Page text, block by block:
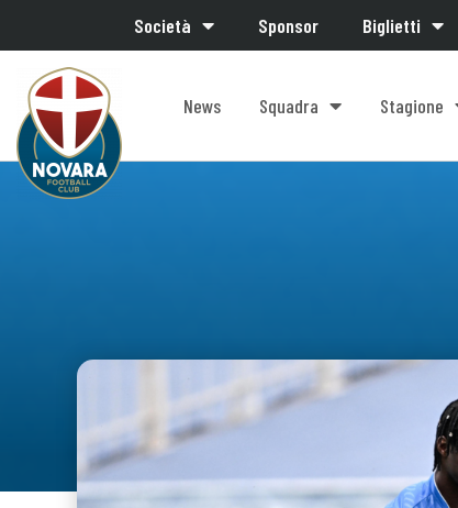
Società Sponsor Biglietti
News Squadra Stagione